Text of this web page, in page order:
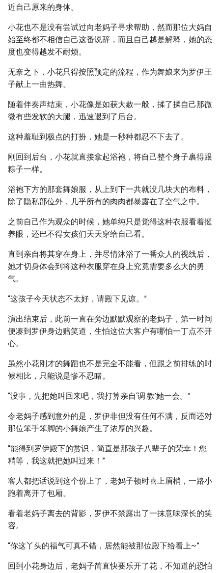
近自己原来的身体。
小花也不是没有尝试过向老妈子寻求帮助，然而那位大妈自
始至终都不相信自己这番说辞，而且自己越是解释，她的态
度也变得越发不耐烦。
无奈之下，小花只得按照预定的流程，作为舞娘来为罗伊王
子献上一曲热舞。
随着伴奏声结束，小花像是如获大赦一般，揉了揉自己那微
微有些发软的大腿，迅速退到了后台。
这种羞耻到极点的打扮，她是一秒种都忍不下去了。
刚回到后台，小花就直接拿起浴袍，将自己整个身子裹得跟
粽子一样。
浴袍下方的那套舞娘服，从上到下一共就没几块大的布料，
除了隐私部位外，几乎所有的肉肉都暴露在了空气之中。
之前自己作为观众的时候，她单纯只是觉得这种衣服看着挺
养眼，还巴不得女孩们天天穿给自己看。
直到亲自将其穿在身上，并尽情沐浴了一番众人的视线后，
她才切身体会到将这种衣服穿在身上究竟需要多么大的勇
气。
“这孩子今天状态不太好，请殿下见谅。”
演出结束后，此前一直在旁边默默观察的老妈子，第一时间
便凑到罗伊身边赔笑道，生怕这位大客户有哪怕一丁点不开
心。
虽然小花刚才的舞蹈也不是完全不能看，但跟之前排练的时
候相比，只能说是惨不忍睹。
“没事，先把她叫回来吧，我打算亲自‘调.教’她一会。”
令老妈子感到意外的是，罗伊非但没有任何不满，反而还对
那位笨手笨脚的小舞娘产生了浓厚的兴趣。
“能得到罗伊殿下的赏识，简直是那孩子八辈子的荣幸！您
稍等，我这就把她叫过来！”
客人都把话说到这个份上了，老妈子顿时喜上眉梢，一路小
跑着离开了包厢。
看着老妈子离去的背影，罗伊不禁露出了一抹意味深长的笑
容。
“你这丫头的福气可真不错，居然能被那位殿下给看上~”
回到小花身边后，老妈子简直快要乐开了花，不知道的恐怕